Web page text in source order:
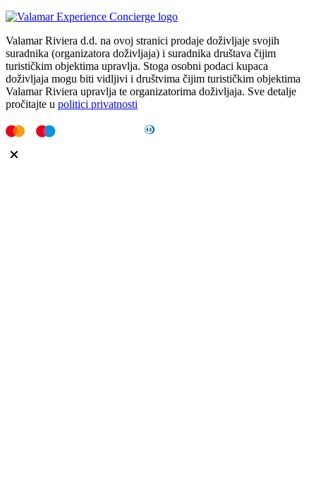
Valamar Riviera d.d. na ovoj stranici prodaje doživljaje svojih
suradnika (organizatora doživljaja) i suradnika društava čijim
turističkim objektima upravlja. Stoga osobni podaci kupaca
doživljaja mogu biti vidljivi i društvima čijim turističkim objektima
Valamar Riviera upravlja te organizatorima doživljaja. Sve detalje
pročitajte u politici privatnosti